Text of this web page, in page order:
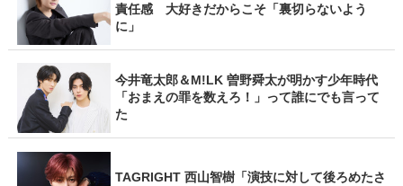
責任感 大好きだからこそ「裏切らないよう
に」
今井竜太郎＆M!LK 曽野舜太が明かす少年時代
「おまえの罪を数えろ！」って誰にでも言って
た
TAGRIGHT 西山智樹「演技に対して後ろめたさ